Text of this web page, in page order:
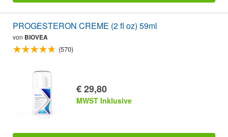
PROGESTERON CREME (2 fl oz) 59ml
von BIOVEA
(570)
€ 29,80
MWST Inklusive